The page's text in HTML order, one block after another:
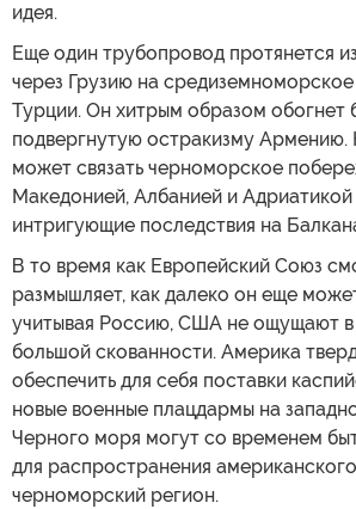
идея.
Еще один трубопровод протянется
через Грузию на
Турции. Он хитрым образом обогнет
подвергнутую остракизму Армению.
может связать черноморское
Македонией, Албанией и Адриатикой
интригующие последствия на
В то время как Европейский Союз
размышляет, как далеко он еще
учитывая Россию, США не ощущают в
большой скованности. Америка
обеспечить для себя поставки
новые военные плацдармы на
Черного моря могут со временем
для распространения
черноморский регион.